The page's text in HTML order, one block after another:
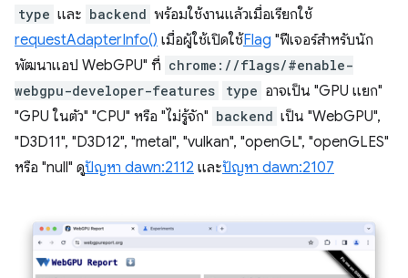
type และ backend พร้อมใช้งานแล้วเมื่อเรียกใช้
requestAdapterInfo() เมื่อผู้ใช้เปิดใช้Flag "ฟีเจอร์สำหรับนัก
พัฒนาแอป WebGPU" ที่ chrome://flags/#enable-
webgpu-developer-features
type อาจเป็น "GPU แยก"
"GPU ในตัว" "CPU" หรือ "ไม่รู้จัก" backend เป็น "WebGPU",
"D3D11", "D3D12", "metal", "vulkan", "openGL", "openGLES"
หรือ "null" ดูปัญหา dawn:2112 และปัญหา dawn:2107